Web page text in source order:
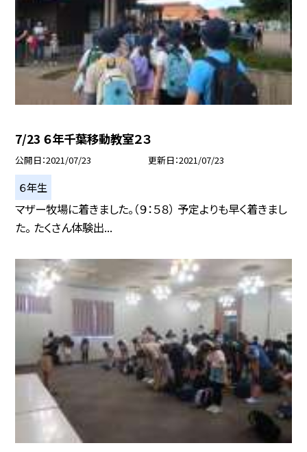
7/23 ６年千葉移動教室２３
公開日 2021/07/23 更新日 2021/07/23
６年生
マザー牧場に着きました。（９：５８） 予定よりも早く着きまし
た。 たくさん体験出...